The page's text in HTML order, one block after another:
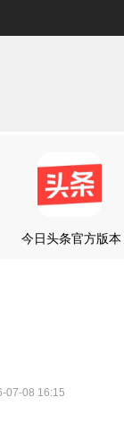
今日头条官方版本
07-08 16:15